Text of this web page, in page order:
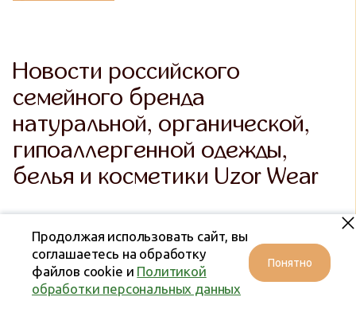
Новости российского
семейного бренда
натуральной, органической,
гипоаллергенной одежды,
белья и косметики Uzor Wear
Продолжая использовать сайт, вы
соглашаетесь на обработку
файлов cookie и Политикой
обработки персональных данных
Понятно